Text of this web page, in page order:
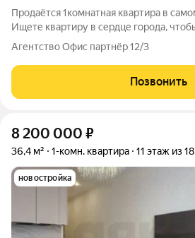
Продаётся 1комнатная квартира в
Ищете квартиру в сердце города,
дизайнерские идеи? Это ваш шанс!
инфраструктура под рукой.
Агентство Офис партнёр 12/3
Позвонить
8 200 000 ₽
36,4 м² 1-комн. квартира 11 этаж из 18
новостройка